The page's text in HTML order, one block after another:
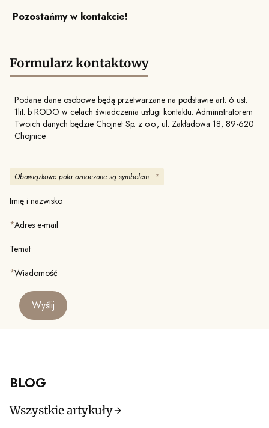
Pozostańmy w kontakcie!
Formularz kontaktowy
Podane dane osobowe będą przetwarzane na podstawie art. 6 ust.
1lit. b RODO w celach świadczenia usługi kontaktu. Administratorem
Twoich danych będzie Chojnet Sp. z o.o., ul. Zakładowa 18, 89-620
Chojnice
Obowiązkowe pola oznaczone są symbolem - *
Imię i nazwisko
*Adres e-mail
Temat
*Wiadomość
Wyślij
BLOG
Wszystkie artykuły